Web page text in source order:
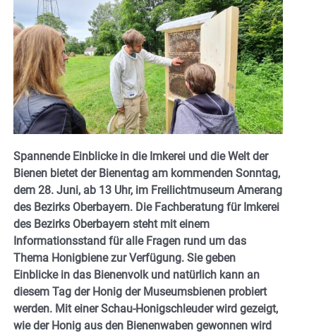
Spannende Einblicke in die Imkerei und die Welt der
Bienen bietet der Bienentag am kommenden Sonntag,
dem 28. Juni, ab 13 Uhr, im Freilichtmuseum Amerang
des Bezirks Oberbayern. Die Fachberatung für Imkerei
des Bezirks Oberbayern steht mit einem
Informationsstand für alle Fragen rund um das
Thema Honigbiene zur Verfügung. Sie geben
Einblicke in das Bienenvolk und natürlich kann an
diesem Tag der Honig der Museumsbienen probiert
werden. Mit einer Schau-Honigschleuder wird gezeigt,
wie der Honig aus den Bienenwaben gewonnen wird